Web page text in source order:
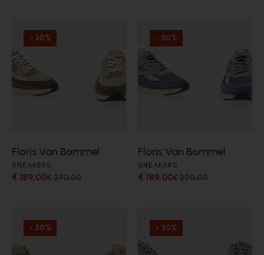
- 30%
Floris Van Bommel
SNEAKERS
€ 189,00€ 270,00
- 30%
Floris Van Bommel
SNEAKERS
€ 189,00€ 270,00
- 30% - 30%